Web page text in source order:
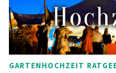
GARTENHOCHZEIT